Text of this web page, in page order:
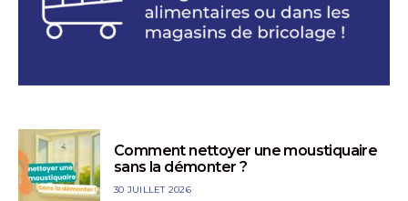
Comment nettoyer une moustiquaire
sans la démonter ?
30 JUILLET 2026